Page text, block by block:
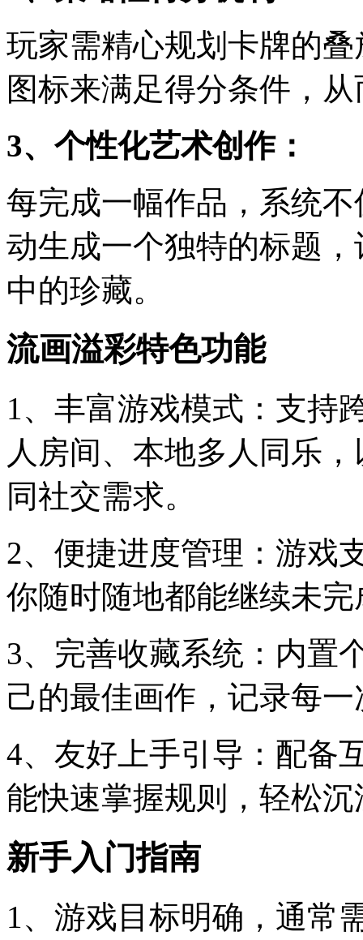
玩家需精心规划卡牌的
图标来满足得分条件，
3、个性化艺术创作：
每完成一幅作品，系统
动生成一个独特的标题
中的珍藏。
流画溢彩特色功能
1、丰富游戏模式：支持
人房间、本地多人同乐
同社交需求。
2、便捷进度管理：游戏
你随时随地都能继续未
3、完善收藏系统：内置
己的最佳画作，记录每
4、友好上手引导：配备
能快速掌握规则，轻松
新手入门指南
1、游戏目标明确，通常